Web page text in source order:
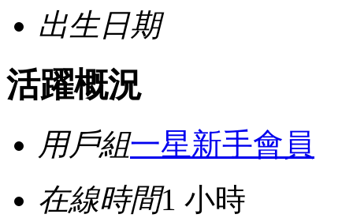
出生日期
活躍概況
用戶組一星新手會員
在線時間1 小時